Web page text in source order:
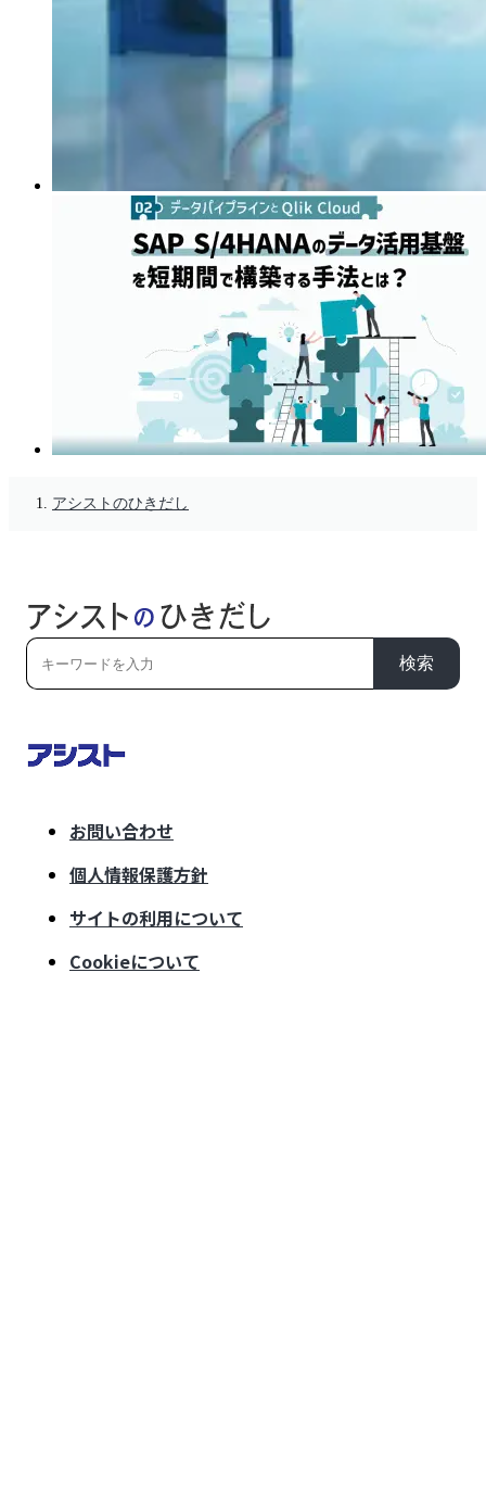
アシストのひきだし
検索
お問い合わせ
個人情報保護方針
サイトの利用について
Cookieについて